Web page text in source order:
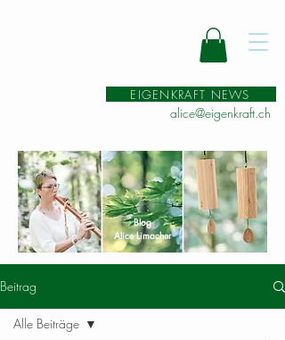
EIGENKRAFT NEWS
alice@eigenkraft.ch
Blog
Alice Limacher
Beitrag
Alle Beiträge